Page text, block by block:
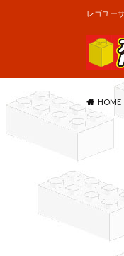
レゴユー
HOME